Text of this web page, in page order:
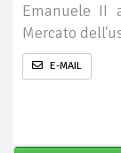
Emanuele II
Mercato
E-MAIL